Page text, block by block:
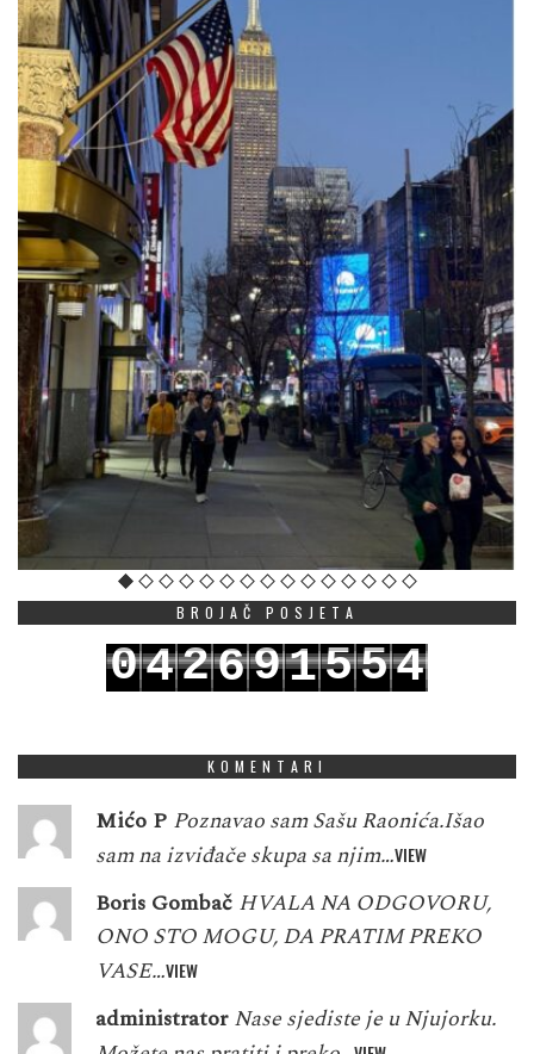
BROJAČ POSJETA
042691554
KOMENTARI
Mićo P Poznavao sam Sašu Raonića.Išao
sam na izviđače skupa sa njim…VIEW
Boris Gombač HVALA NA ODGOVORU,
ONO STO MOGU, DA PRATIM PREKO
VASE…VIEW
administrator Nase sjediste je u Njujorku.